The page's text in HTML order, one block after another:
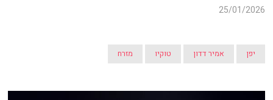
25/01/2026
יפן אמיר דדון טוקיו מזרח